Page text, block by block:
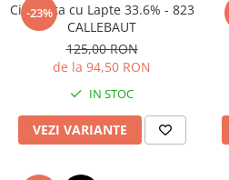
-23%
Ciocolata cu Lapte 33.6% - 823
CALLEBAUT
125,00 RON
de la 94,50 RON
IN STOC
VEZI VARIANTE